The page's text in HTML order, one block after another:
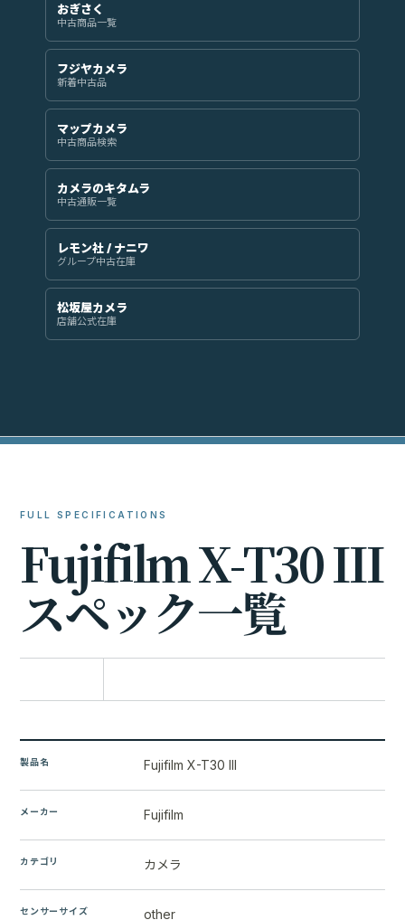
おぎさく
中古商品一覧
フジヤカメラ
新着中古品
マップカメラ
中古商品検索
カメラのキタムラ
中古通販一覧
レモン社 / ナニワ
グループ中古在庫
松坂屋カメラ
店舗公式在庫
FULL SPECIFICATIONS
FujifilmX-T30III
スペック一覧
製品名 Fujifilm X-T30 III
メーカー Fujifilm
カテゴリ カメラ
センサーサイズ other